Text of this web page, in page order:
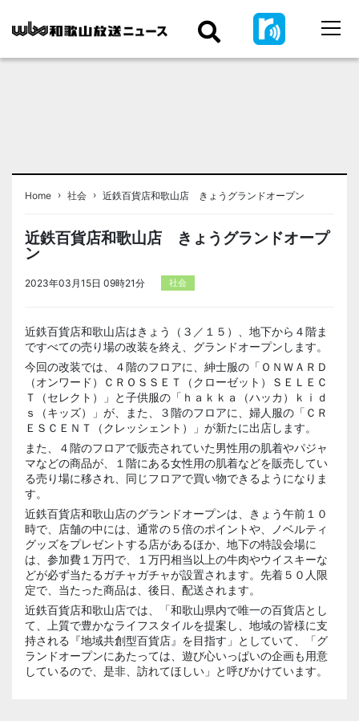
Home › 社会 › 近鉄百貨店和歌山店 きょうグランドオープン
近鉄百貨店和歌山店 きょうグランドオープ
ン
2023年03月15日 09時21分 社会
近鉄百貨店和歌山店はきょう（３／１５）、地下から４階ま
ですべての売り場の改装を終え、グランドオープンします。
今回の改装では、４階のフロアに、紳士服の「ＯＮＷＡＲＤ
（オンワード）ＣＲＯＳＳＥＴ（クローゼット）ＳＥＬＥＣ
Ｔ（セレクト）」と子供服の「ｈａｋｋａ（ハッカ）ｋｉｄ
ｓ（キッズ）」が、また、３階のフロアに、婦人服の「ＣＲ
ＥＳＣＥＮＴ（クレッシェント）」が新たに出店します。
また、４階のフロアで販売されていた男性用の肌着やパジャ
マなどの商品が、１階にある女性用の肌着などを販売してい
る売り場に移され、同じフロアで買い物できるようになりま
す。
近鉄百貨店和歌山店のグランドオープンは、きょう午前１０
時で、店舗の中には、通常の５倍のポイントや、ノベルティ
グッズをプレゼントする店があるほか、地下の特設会場に
は、参加費１万円で、１万円相当以上の牛肉やウイスキーな
どが必ず当たるガチャガチャが設置されます。先着５０人限
定で、当たった商品は、後日、配送されます。
近鉄百貨店和歌山店では、「和歌山県内で唯一の百貨店とし
て、上質で豊かなライフスタイルを提案し、地域の皆様に支
持される『地域共創型百貨店』を目指す」としていて、「グ
ランドオープンにあたっては、遊び心いっぱいの企画も用意
しているので、是非、訪れてほしい」と呼びかけています。